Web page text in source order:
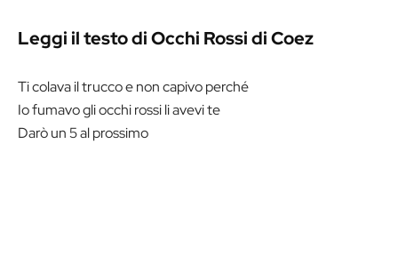
Leggi il testo di Occhi Rossi di Coez
Ti colava il trucco e non capivo perché
Io fumavo gli occhi rossi li avevi te
Darò un 5 al prossimo